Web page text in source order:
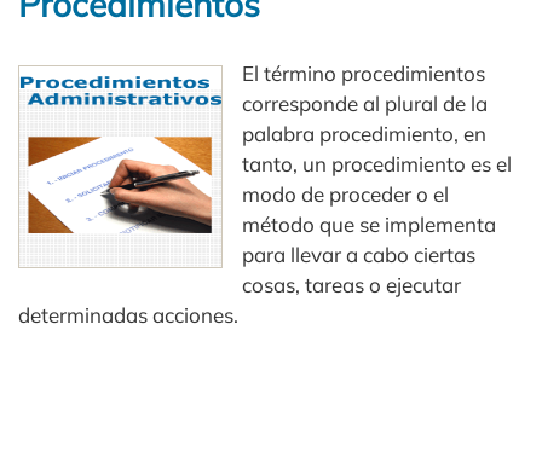
El término procedimientos
corresponde al plural de la
palabra procedimiento, en
tanto, un procedimiento es el
modo de proceder o el
método que se implementa
para llevar a cabo ciertas
cosas, tareas o ejecutar
determinadas acciones.